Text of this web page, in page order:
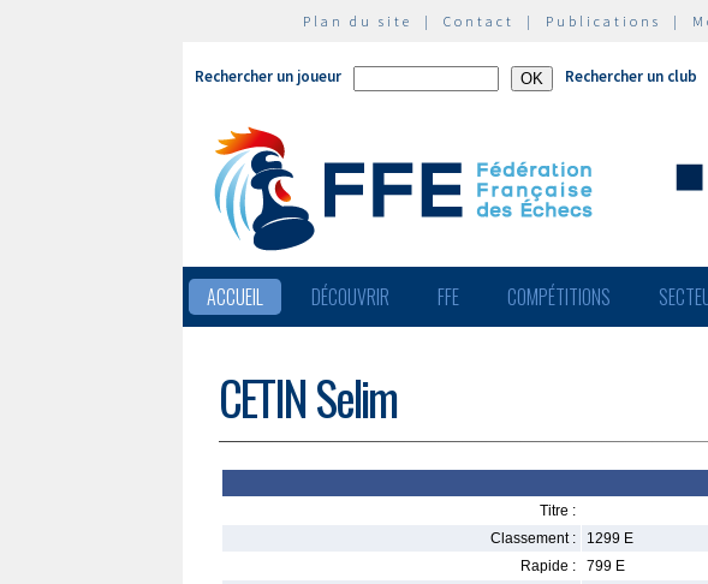
Plan du site | Contact | Publications |
Rechercher un joueur Rechercher un club
ACCUEIL DÉCOUVRIR FFE COMPÉTITIONS
CETIN Selim
Titre :
Classement :
1299 E
Rapide :
799 E